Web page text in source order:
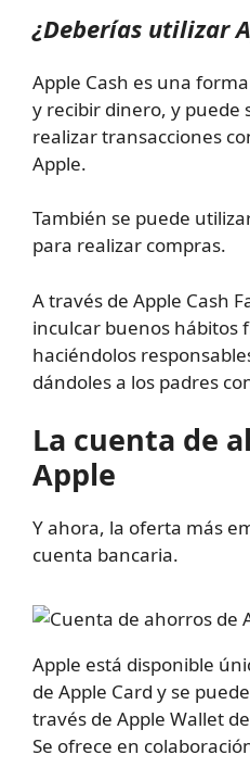
¿Deberías utilizar
Apple Cash es una
y recibir dinero, y puede
realizar transacciones
Apple.
También se puede
para realizar compras.
A través de Apple Cash
inculcar buenos hábitos
haciéndolos
dándoles a los padres
La cuenta de
Apple
Y ahora, la oferta más
cuenta bancaria.
Apple está disponible
de Apple Card y se
través de Apple Wallet
Se ofrece en